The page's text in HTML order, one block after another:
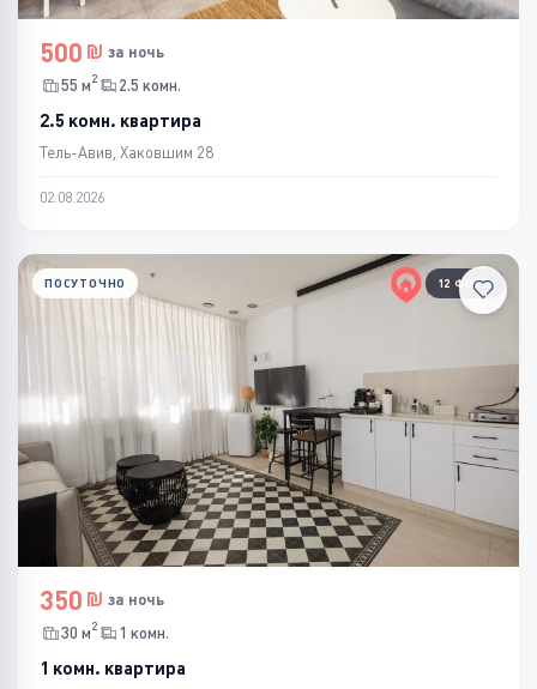
500
за ночь
55 м2 2.5 комн.
2.5 комн. квартира
Тель-Авив, Хаковшим 28
02.08.2026
12 ФОТО
ПОСУТОЧНО
350
за ночь
30 м2 1 комн.
1 комн. квартира